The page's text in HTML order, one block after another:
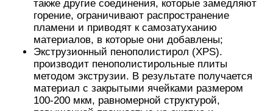
также другие соединения, которые замедляют
горение, ограничивают распространение
пламени и приводят к самозатуханию
материалов, в которые они добавлены;
Экструзионный пенополистирол (XPS).
производит пенополистирольные плиты
методом экструзии. В результате получается
материал с закрытыми ячейками размером
100-200 мкм, равномерной структурой,